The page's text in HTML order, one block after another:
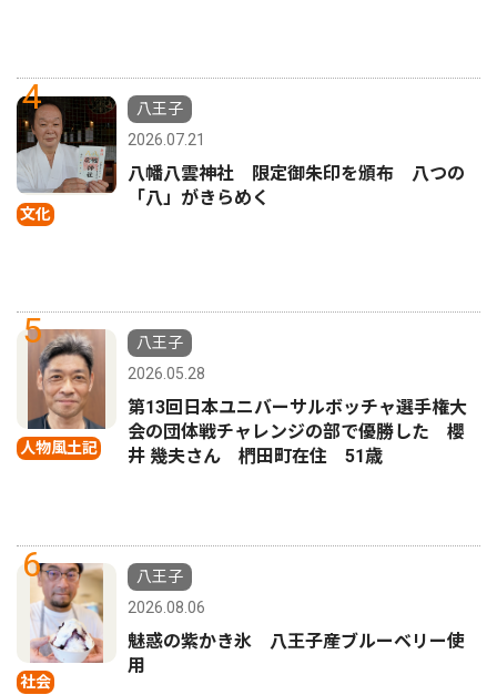
4
文化
八王子
2026.07.21
八幡八雲神社 限定御朱印を頒布 八つの
「八」がきらめく
5
人物風土記
八王子
2026.05.28
第13回日本ユニバーサルボッチャ選手権大
会の団体戦チャレンジの部で優勝した 櫻
井 幾夫さん 椚田町在住 51歳
6
社会
八王子
2026.08.06
魅惑の紫かき氷 八王子産ブルーベリー使
用